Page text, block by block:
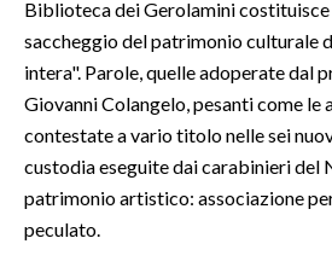
SALUTE
SARDEGNA TURISMO
SARDI NEL MONDO
NOTIZIE
EVENTI
Biblioteca dei Gerolamini
saccheggio del patrimonio culturale
intera". Parole, quelle adoperate dal
Giovanni Colangelo, pesanti come le
contestate a vario titolo nelle sei
custodia eseguite dai carabinieri del
patrimonio artistico: associazione
peculato.